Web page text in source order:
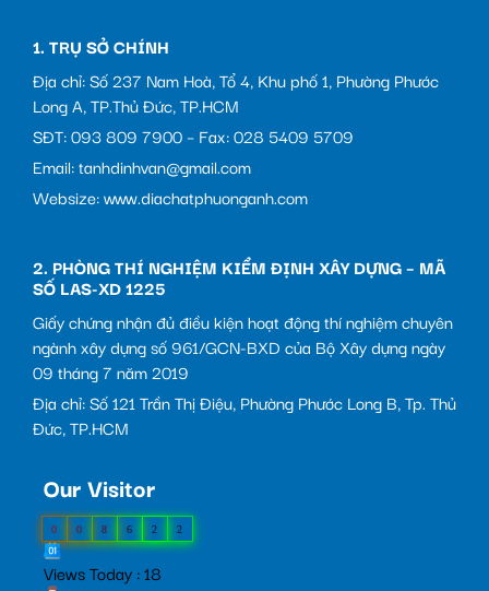
1. TRỤ SỞ CHÍNH
Địa chỉ: Số 237 Nam Hoà, Tổ 4, Khu phố 1, Phường Phước
Long A, TP.Thủ Đức, TP.HCM
SĐT: 093 809 7900 – Fax: 028 5409 5709
Email: tanhdinhvan@gmail.com
Websize: www.diachatphuonganh.com
2. PHÒNG THÍ NGHIỆM KIỂM ĐỊNH XÂY DỰNG – MÃ
SỐ LAS-XD 1225
Giấy chứng nhận đủ điều kiện hoạt động thí nghiệm chuyên
ngành xây dựng số 961/GCN-BXD của Bộ Xây dựng ngày
09 tháng 7 năm 2019
Địa chỉ: Số 121 Trần Thị Điệu, Phường Phước Long B, Tp. Thủ
Đức, TP.HCM
Our Visitor
0 0 8 6 2 2
Views Today : 18